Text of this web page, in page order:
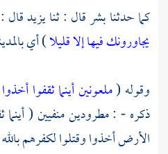
كما حدثنابشرقال : ثنايزيدقال
يجاورونك فيها إلا قليلا) أي
وقوله (ملعونين أينما ثقفوا
ذكره - : مطرودين منفيين (
الأرض أخذوا وقتلوا لكفرهم بالله